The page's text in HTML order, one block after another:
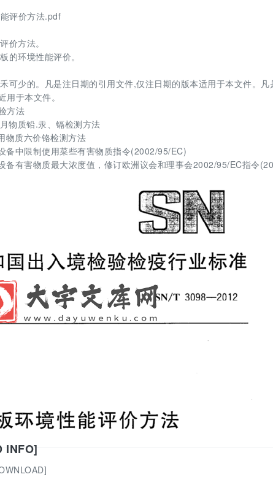
评价方法.pdf
价方法。
的环境性能评价。
可少的。凡是注日期的引用文件,仅注日期的版本适用于本文件。
于本文件。
方法
物质铅.汞、镉检测方法
物质六价铬检测方法
备中限制使用菜些有害物质指令(2002/95/EC)
备有害物质最大浓度值，修订欧洲议会和理事会2002/95/EC指令
INFO]